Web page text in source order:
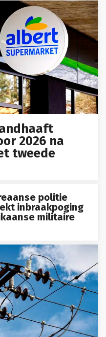
2026 na
tweede
politie
inbraakpoging
militaire